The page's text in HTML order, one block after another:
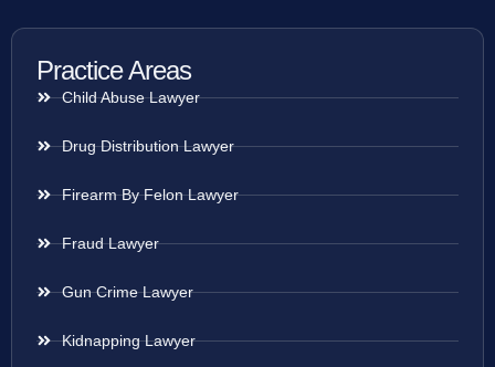
Practice Areas
Child Abuse Lawyer
Drug Distribution Lawyer
Firearm By Felon Lawyer
Fraud Lawyer
Gun Crime Lawyer
Kidnapping Lawyer